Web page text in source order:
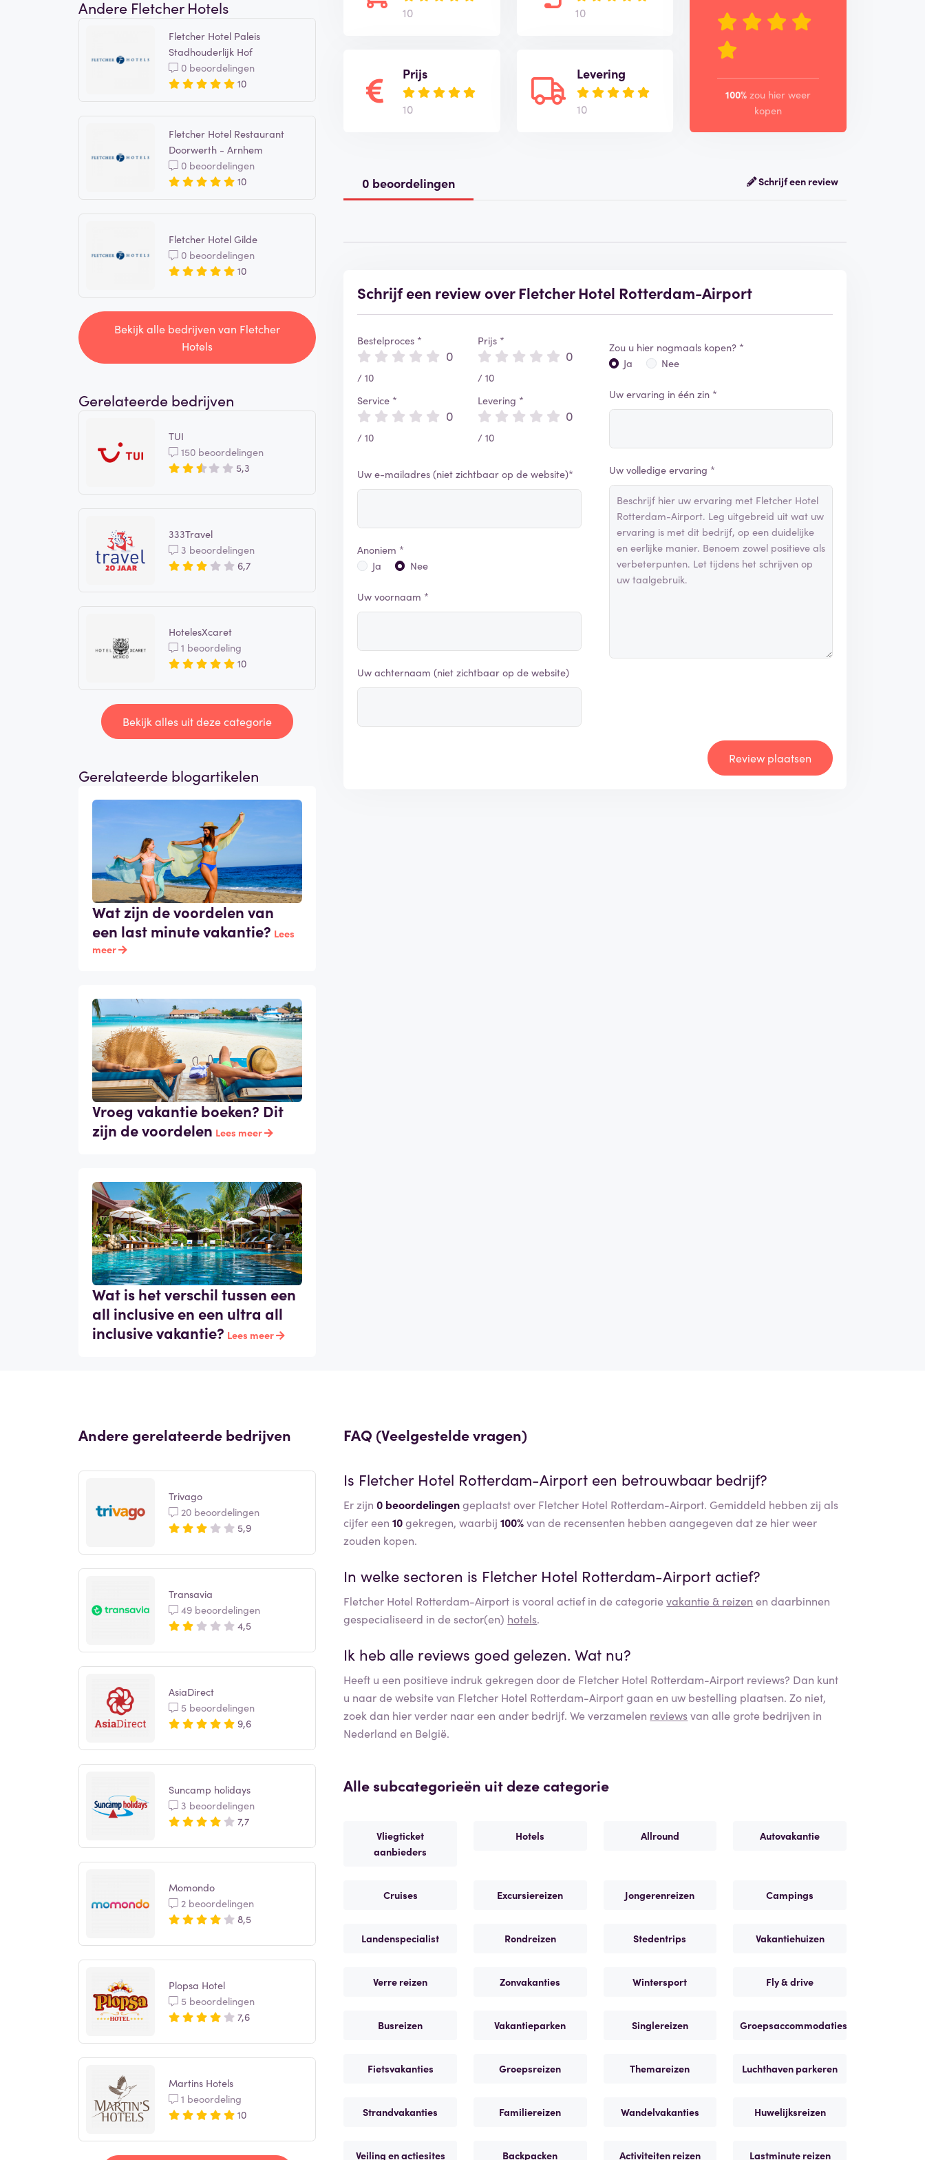
Andere Fletcher Hotels
Fletcher Hotel Paleis
Stadhouderlijk Hof
0 beoordelingen
10
Fletcher Hotel Restaurant
Doorwerth - Arnhem
0 beoordelingen
10
Fletcher Hotel Gilde
0 beoordelingen
10
Bekijk alle bedrijven van Fletcher
Hotels
Gerelateerde bedrijven
TUI
150 beoordelingen
5,3
333Travel
3 beoordelingen
6,7
HotelesXcaret
1 beoordeling
10
Bekijk alles uit deze categorie
Gerelateerde blogartikelen
Wat zijn de voordelen van
een last minute vakantie? Lees
meer
Vroeg vakantie boeken? Dit
zijn de voordelen Lees meer
Wat is het verschil tussen een
all inclusive en een ultra all
inclusive vakantie? Lees meer
10
Prijs
10
10
Levering
10
100% zou hier weer
kopen
0 beoordelingen Schrijf een review
Schrijf een review over Fletcher Hotel Rotterdam-Airport
Bestelproces *
0
/ 10
Service *
0
/ 10
Prijs *
0
/ 10
Levering *
0
/ 10
Uw e-mailadres (niet zichtbaar op de website)*
Anoniem *
Ja
Nee
Uw voornaam *
Uw achternaam (niet zichtbaar op de website)
Zou u hier nogmaals kopen? *
Ja
Nee
Uw ervaring in één zin *
Uw volledige ervaring *
Review plaatsen
Andere gerelateerde bedrijven
Trivago
20 beoordelingen
5,9
Transavia
49 beoordelingen
4,5
AsiaDirect
5 beoordelingen
9,6
Suncamp holidays
3 beoordelingen
7,7
Momondo
2 beoordelingen
8,5
Plopsa Hotel
5 beoordelingen
7,6
Martins Hotels
1 beoordeling
10
FAQ (Veelgestelde vragen)
Is Fletcher Hotel Rotterdam-Airport een betrouwbaar bedrijf?
Er zijn0 beoordelingengeplaatst over Fletcher Hotel Rotterdam-Airport. Gemiddeld hebben zij als
cijfer een10gekregen, waarbij100%van de recensenten hebben aangegeven dat ze hier weer
zouden kopen.
In welke sectoren is Fletcher Hotel Rotterdam-Airport actief?
Fletcher Hotel Rotterdam-Airport is vooral actief in de categorievakantie & reizen en daarbinnen
gespecialiseerd in de sector(en) hotels.
Ik heb alle reviews goed gelezen. Wat nu?
Heeft u een positieve indruk gekregen door de Fletcher Hotel Rotterdam-Airport reviews? Dan kunt
u naar de website van Fletcher Hotel Rotterdam-Airportgaan en uw bestelling plaatsen. Zo niet,
zoek dan hier verder naar een ander bedrijf. We verzamelen reviewsvan alle grote bedrijven in
Nederland en België.
Alle subcategorieën uit deze categorie
Vliegticket
aanbieders
Hotels Allround Autovakantie
Cruises Excursiereizen Jongerenreizen Campings
Landenspecialist Rondreizen Stedentrips Vakantiehuizen
Verre reizen Zonvakanties Wintersport Fly & drive
Busreizen Vakantieparken Singlereizen Groepsaccommodaties
Fietsvakanties Groepsreizen Themareizen Luchthaven parkeren
Strandvakanties Familiereizen Wandelvakanties Huwelijksreizen
Veiling en actiesites Backpacken Activiteiten reizen Lastminute reizen